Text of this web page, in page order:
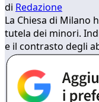
di Redazione
La Chiesa di Milano
tutela dei minori.
e il contrasto degli